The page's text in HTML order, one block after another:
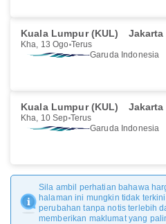
Kuala Lumpur (KUL) Jakarta
Kha, 13 Ogo Terus
Garuda Indonesia
Kuala Lumpur (KUL) Jakarta
Kha, 10 Sep Terus
Garuda Indonesia
Sila ambil perhatian bahawa
halaman ini mungkin tidak
perubahan tanpa notis terlebih
memberikan maklumat yang